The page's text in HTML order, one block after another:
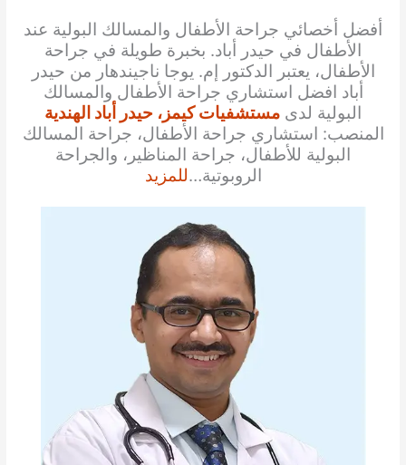
أفضل أخصائي جراحة الأطفال والمسالك البولية عند
الأطفال في حيدر أباد. بخبرة طويلة في جراحة
الأطفال، يعتبر الدكتور إم. يوجا ناجيندهار من حيدر
أباد افضل استشاري جراحة الأطفال والمسالك
البولية لدى مستشفيات كيمز، حيدر أباد الهندية
المنصب: استشاري جراحة الأطفال، جراحة المسالك
البولية للأطفال، جراحة المناظير، والجراحة
الروبوتية…للمزيد